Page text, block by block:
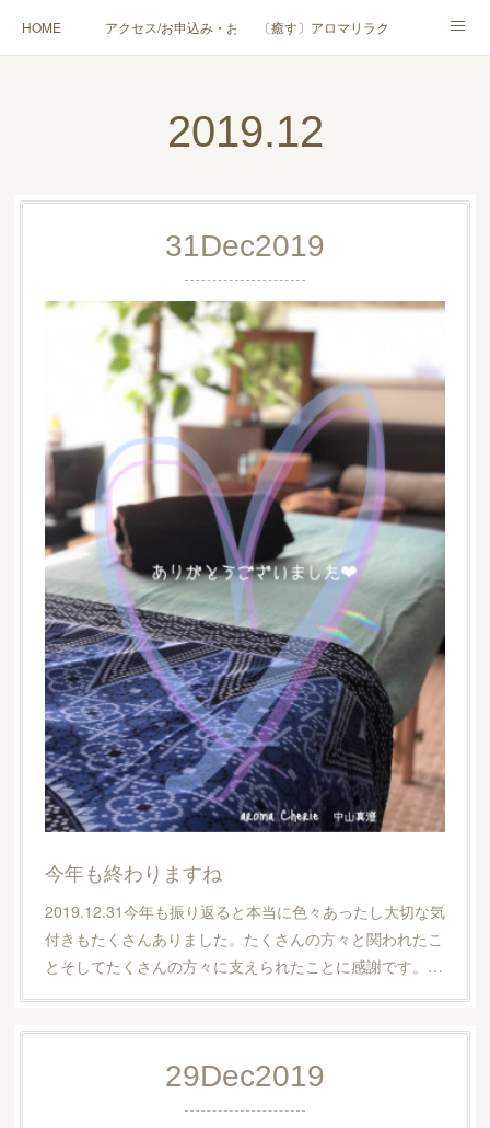
HOME アクセス/お申込み・お問合せ〔癒す〕アロマリラクゼーション
〔愉しむ〕アロマクラフトワークショップ〔使う〕実用アロマテラピー(全4回)
ハンモックタイ古式協会® 厚木校出張講座(個人／企業・団体)
2019.12
31Dec2019
今年も終わりますね
2019.12.31今年も振り返ると本当に色々あったし大切な気
付きもたくさんありました。たくさんの方々と関われたこ
とそしてたくさんの方々に支えられたことに感謝です。…
29Dec2019